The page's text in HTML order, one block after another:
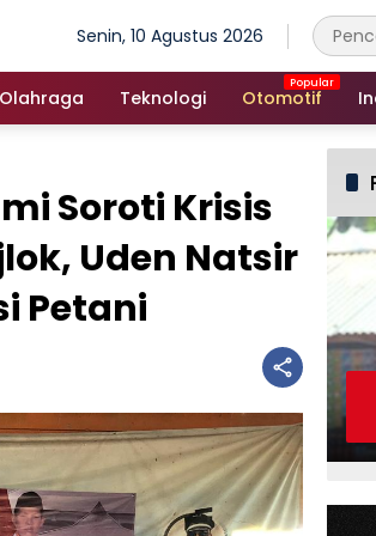
Senin, 10 Agustus 2026
Olahraga Teknologi Otomotif
Soroti Krisis
Uden Natsir
Petani